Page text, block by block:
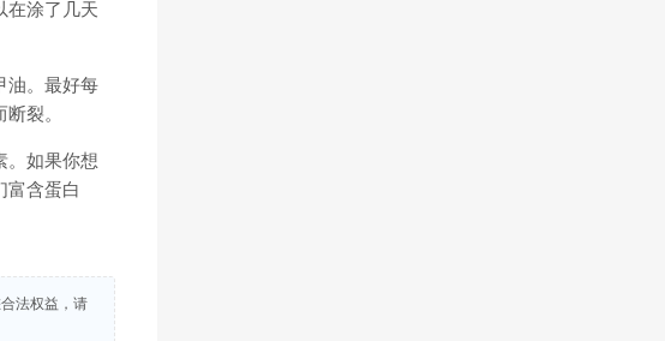
在涂了几天
油。最好每
裂。
如果你想
富含蛋白
法权益，请